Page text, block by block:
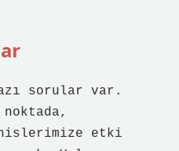
sorular var.
hislerimize etki